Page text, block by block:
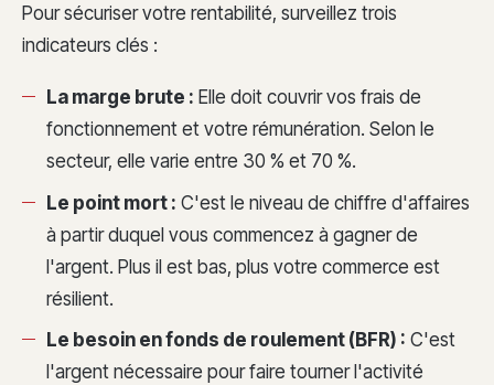
Pour sécuriser votre rentabilité, surveillez trois
indicateurs clés :
La marge brute : Elle doit couvrir vos frais de
fonctionnement et votre rémunération. Selon le
secteur, elle varie entre 30 % et 70 %.
Le point mort : C'est le niveau de chiffre d'affaires
à partir duquel vous commencez à gagner de
l'argent. Plus il est bas, plus votre commerce est
résilient.
Le besoin en fonds de roulement (BFR) : C'est
l'argent nécessaire pour faire tourner l'activité